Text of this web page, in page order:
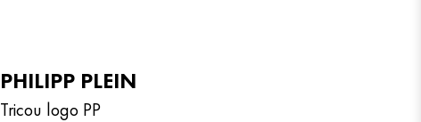
PHILIPP PLEIN
Tricou logo PP